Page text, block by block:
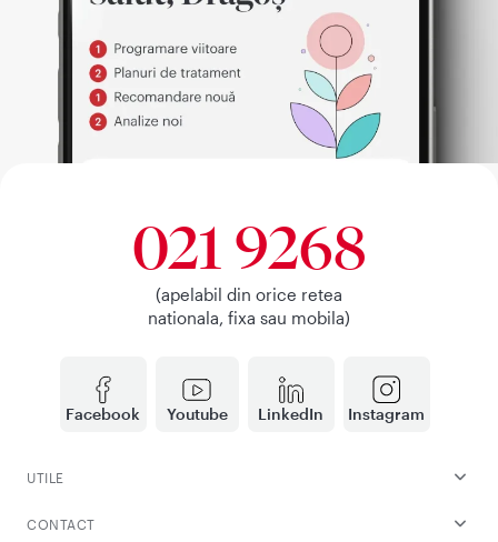
Facebook Youtube LinkedIn Instagram
021 9268
(apelabil din orice retea
nationala, fixa sau mobila)
UTILE
CONTACT